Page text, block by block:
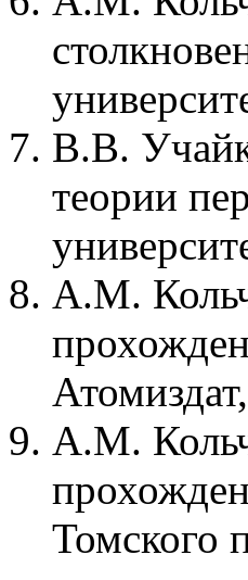
В.В.
теории
А.М.
А.М.
Томского